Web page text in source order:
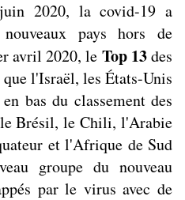
la covid-19 a
pays hors de
avril 2020, le Top 13des
que l'Israël, les États-Unis
bas du classement des
Brésil, le Chili, l'Arabie
et l'Afrique de Sud
groupe du nouveau
par le virus avec de